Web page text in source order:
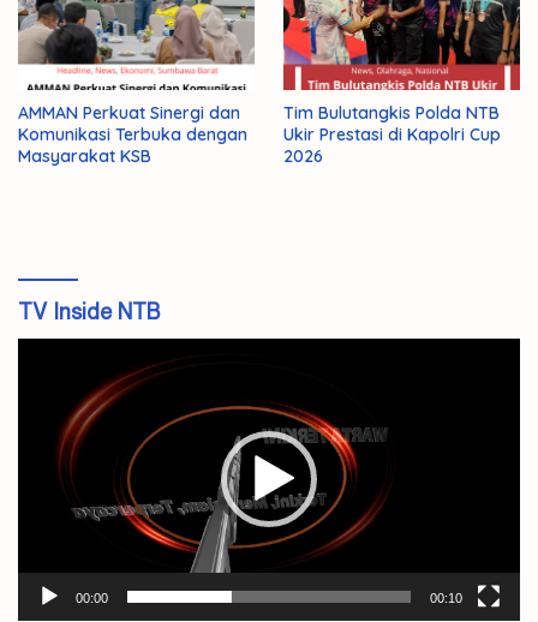
AMMAN Perkuat Sinergi dan
Komunikasi Terbuka dengan
Masyarakat KSB
Tim Bulutangkis Polda NTB
Ukir Prestasi di Kapolri Cup
2026
TV Inside NTB
00:00 00:10